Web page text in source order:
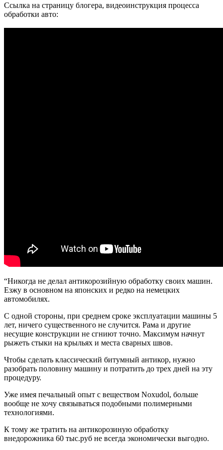
Ссылка на страницу блогера, видеоинструкция процесса
обработки авто:
“Никогда не делал антикорозийную обработку своих машин.
Езжу в основном на японских и редко на немецких
автомобилях.
С одной стороны, при среднем сроке эксплуатации машины 5
лет, ничего существенного не случится. Рама и другие
несущие конструкции не сгниют точно. Максимум начнут
рыжеть стыки на крыльях и места сварных швов.
Чтобы сделать классический битумный антикор, нужно
разобрать половину машину и потратить до трех дней на эту
процедуру.
Уже имея печальный опыт с веществом Noxudol, больше
вообще не хочу связываться подобными полимерными
технологиями.
К тому же тратить на антикорозиную обработку
внедорожника 60 тыс.руб не всегда экономически выгодно.